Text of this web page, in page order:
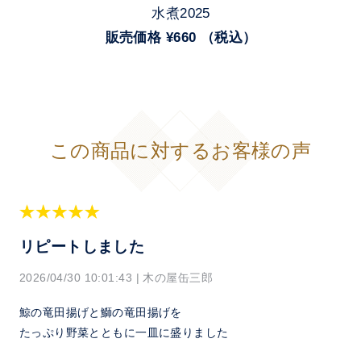
水煮2025
販売価格 ¥660 （税込）
この商品に対するお客様の声
リピートしました
2026/04/30 10:01:43 | 木の屋缶三郎
鯨の竜田揚げと鰤の竜田揚げを
たっぷり野菜とともに一皿に盛りました